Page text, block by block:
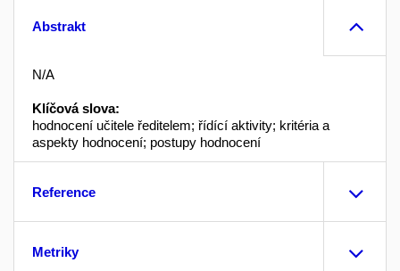
Abstrakt
N/A
Klíčová slova:
hodnocení učitele ředitelem; řídící aktivity; kritéria a
aspekty hodnocení; postupy hodnocení
Reference
Metriky